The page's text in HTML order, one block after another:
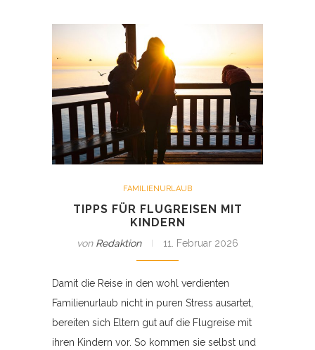
FAMILIENURLAUB
TIPPS FÜR FLUGREISEN MIT
KINDERN
von Redaktion 11. Februar 2026
Damit die Reise in den wohl verdienten
Familienurlaub nicht in puren Stress ausartet,
bereiten sich Eltern gut auf die Flugreise mit
ihren Kindern vor. So kommen sie selbst und